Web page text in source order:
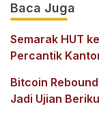
Baca Juga
Semarak HUT
Percantik
Bitcoin
Jadi Ujian